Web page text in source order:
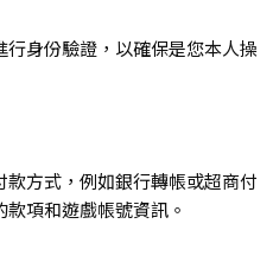
身份驗證，以確保是您本人操
方式，例如銀行轉帳或超商付
項和遊戲帳號資訊。